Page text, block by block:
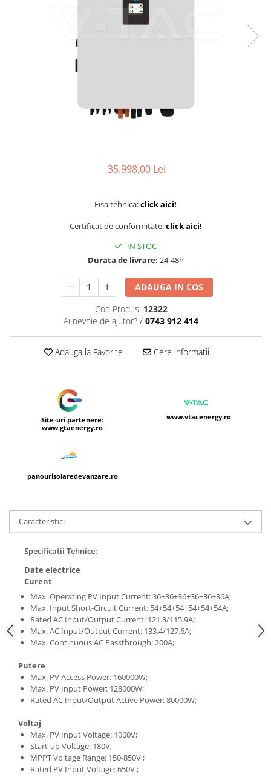
35.998,00 Lei
Fisa tehnica:click aici!
Certificat de conformitate:click aici!
IN STOC
Durata de livrare: 24-48h
ADAUGA IN COS
Cod Produs: 12322
Ai nevoie de ajutor? / 0743 912 414
Adauga la Favorite Cere informatii
Site-uri partenere:
www.gtaenergy.ro
www.vtacenergy.ro
panourisolaredevanzare.ro
Caracteristici
Specificatii Tehnice:
Date electrice
Curent
Max. Operating PV Input Current: 36+36+36+36+36+36A;
Max. Input Short-Circuit Current: 54+54+54+54+54+54A;
Rated AC Input/Output Current: 121.3/115.9A;
Max. AC Input/Output Current: 133.4/127.6A;
Max. Continuous AC Passthrough: 200A;
Putere
Max. PV Access Power: 160000W;
Max. PV Input Power: 128000W;
Rated AC Input/Output Active Power: 80000W;
Voltaj
Max. PV Input Voltage: 1000V;
Start-up Voltage: 180V;
MPPT Voltage Range: 150-850V ;
Rated PV Input Voltage: 650V ;